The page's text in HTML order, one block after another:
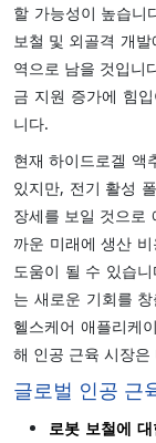
할 가능성이 높습니
보철 및 외골격 개
역으로 남을 것입니
금 지원 증가에 힘
니다.
현재 하이드로겔
있지만, 전기 활성
장세를 보일 것으로
까운 미래에 생산
도움이 될 수 있습
는 새로운 기회를
헬스케어 애플리케
해 인공 근육 시장
글로벌 인공 근
로봇 보철에